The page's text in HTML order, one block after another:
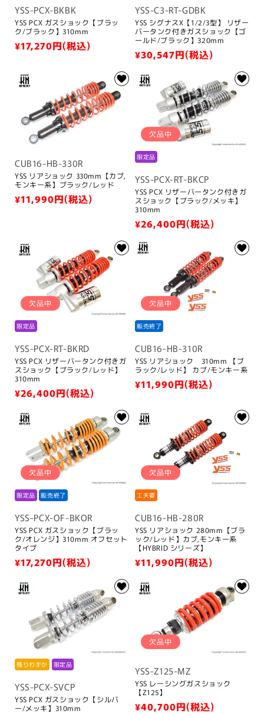
YSS-PCX-BKBK
YSS PCX ガスショック【ブラッ
ク/ブラック】310mm
通
価
格
¥17,270円(税込)
YSS-C3-RT-GDBK
YSS シグナスX【1/2/3型】 リザー
バータンク付きガスショック【ゴ
ールド/ブラック】320mm
通
価
¥30,547円(税込)
CUB16-HB-330R
YSS リアショック 330mm【カブ,
モンキー系】ブラック/レッド
通
格
¥11,990円(税込)
欠品中
限定品
YSS-PCX-RT-BKCP
YSS PCX リザーバータンク付きガ
スショック【ブラック/メッキ】
310mm
通
価
¥26,400円(税込)
欠品中
限定品
YSS-PCX-RT-BKRD
YSS PCX リザーバータンク付きガ
スショック【ブラック/レッド】
310mm
通
価
¥26,400円(税込)
欠品中
販売終了
CUB16-HB-310R
YSS リアショック 310mm 【ブ
ラック/レッド】 カブ/モンキー系
通
価
格
¥11,990円(税込)
欠品中
限定品 販売終了
YSS-PCX-OF-BKOR
YSS PCX ガスショック【ブラッ
ク/オレンジ】310mm オフセット
タイプ
通
価
¥17,270円(税込)
欠品中
工夫要
CUB16-HB-280R
YSS リアショック 280mm【ブラ
ック/レッド】カブ,モンキー系
【HYBRID シリーズ】
通
価
¥11,990円(税込)
残りわずか 限定品
YSS-PCX-SVCP
YSS PCX ガスショック【シルバ
ー/メッキ】310mm
欠品中
YSS-Z125-MZ
YSS レーシングガスショック
【Z125】
通
¥40,700円(税込)